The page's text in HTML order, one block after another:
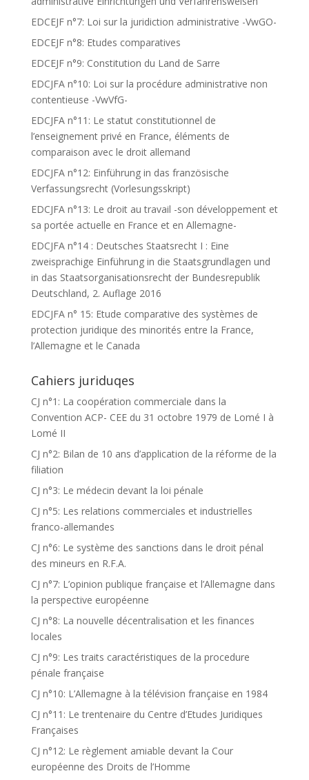
EDCEJF n°7: Loi sur la juridiction administrative -VwGO-
EDCEJF n°8: Etudes comparatives
EDCEJF n°9: Constitution du Land de Sarre
EDCJFA n°10: Loi sur la procédure administrative non
contentieuse -VwVfG-
EDCJFA n°11: Le statut constitutionnel de
l’enseignement privé en France, éléments de
comparaison avec le droit allemand
EDCJFA n°12: Einführung in das französische
Verfassungsrecht (Vorlesungsskript)
EDCJFA n°13: Le droit au travail -son développement et
sa portée actuelle en France et en Allemagne-
EDCJFA n°14 : Deutsches Staatsrecht I : Eine
zweisprachige Einführung in die Staatsgrundlagen und
in das Staatsorganisationsrecht der Bundesrepublik
Deutschland, 2. Auflage 2016
EDCJFA n° 15: Etude comparative des systèmes de
protection juridique des minorités entre la France,
l’Allemagne et le Canada
Cahiers juriduqes
CJ n°1: La coopération commerciale dans la
Convention ACP- CEE du 31 octobre 1979 de Lomé I à
Lomé II
CJ n°2: Bilan de 10 ans d’application de la réforme de la
filiation
CJ n°3: Le médecin devant la loi pénale
CJ n°5: Les relations commerciales et industrielles
franco-allemandes
CJ n°6: Le système des sanctions dans le droit pénal
des mineurs en R.F.A.
CJ n°7: L’opinion publique française et l’Allemagne dans
la perspective européenne
CJ n°8: La nouvelle décentralisation et les finances
locales
CJ n°9: Les traits caractéristiques de la procedure
pénale française
CJ n°10: L’Allemagne à la télévision française en 1984
CJ n°11: Le trentenaire du Centre d’Etudes Juridiques
Françaises
CJ n°12: Le règlement amiable devant la Cour
européenne des Droits de l’Homme